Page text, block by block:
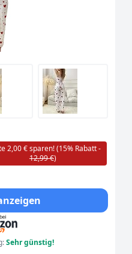
2,00 € sparen! (15% Rabatt -
12,99 €)
Sehr günstig!